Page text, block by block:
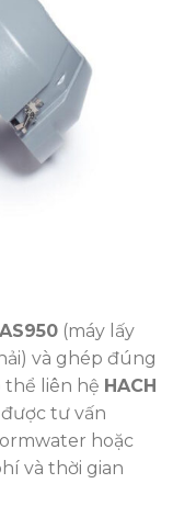
(máy lấy
và ghép đúng
thể liên hệ HACH
tư vấn
hoặc
và thời gian